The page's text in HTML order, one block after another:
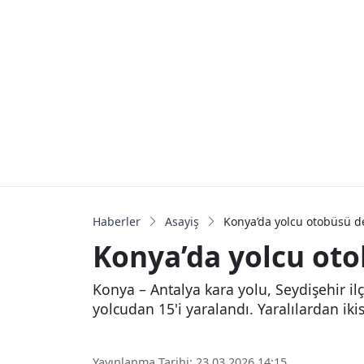
Haberler Asayiş Konya’da yolcu otobüsü
Konya’da yolcu
Konya – Antalya kara yolu, Seydişehir
yolcudan 15'i yaralandı. Yaralılardan